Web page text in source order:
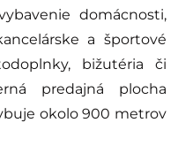
domácnosti,
a športové
bižutéria či
predajná plocha
okolo 900 metrov